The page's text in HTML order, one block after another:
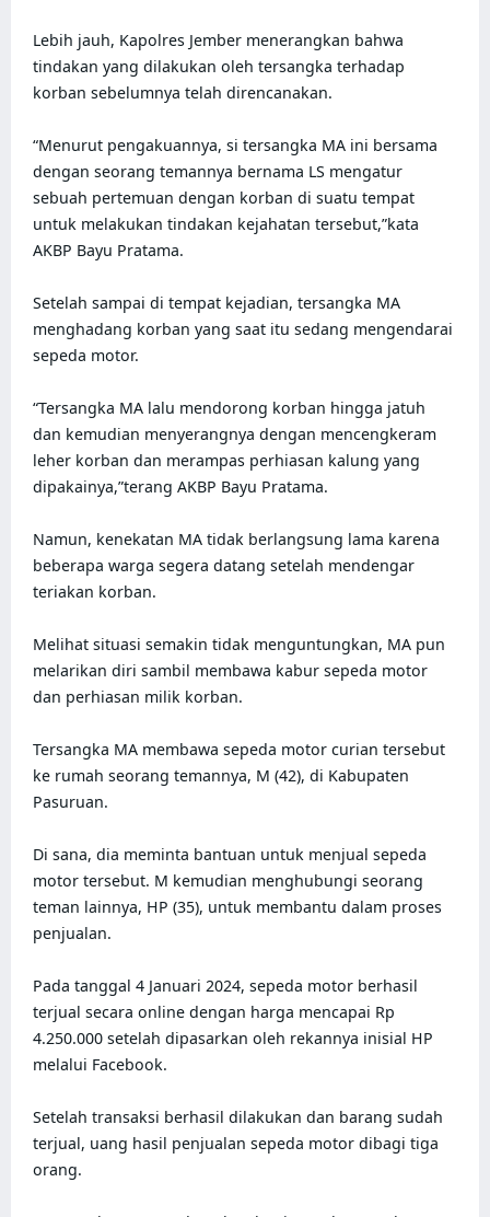
Lebih jauh, Kapolres Jember menerangkan bahwa
tindakan yang dilakukan oleh tersangka terhadap
korban sebelumnya telah direncanakan.
“Menurut pengakuannya, si tersangka MA ini bersama
dengan seorang temannya bernama LS mengatur
sebuah pertemuan dengan korban di suatu tempat
untuk melakukan tindakan kejahatan tersebut,”kata
AKBP Bayu Pratama.
Setelah sampai di tempat kejadian, tersangka MA
menghadang korban yang saat itu sedang mengendarai
sepeda motor.
“Tersangka MA lalu mendorong korban hingga jatuh
dan kemudian menyerangnya dengan mencengkeram
leher korban dan merampas perhiasan kalung yang
dipakainya,”terang AKBP Bayu Pratama.
Namun, kenekatan MA tidak berlangsung lama karena
beberapa warga segera datang setelah mendengar
teriakan korban.
Melihat situasi semakin tidak menguntungkan, MA pun
melarikan diri sambil membawa kabur sepeda motor
dan perhiasan milik korban.
Tersangka MA membawa sepeda motor curian tersebut
ke rumah seorang temannya, M (42), di Kabupaten
Pasuruan.
Di sana, dia meminta bantuan untuk menjual sepeda
motor tersebut. M kemudian menghubungi seorang
teman lainnya, HP (35), untuk membantu dalam proses
penjualan.
Pada tanggal 4 Januari 2024, sepeda motor berhasil
terjual secara online dengan harga mencapai Rp
4.250.000 setelah dipasarkan oleh rekannya inisial HP
melalui Facebook.
Setelah transaksi berhasil dilakukan dan barang sudah
terjual, uang hasil penjualan sepeda motor dibagi tiga
orang.